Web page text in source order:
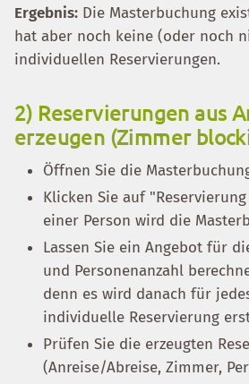
Ergebnis: Die Masterbuchung
hat aber noch keine (oder noch
individuellen Reservierungen.
2) Reservierungen aus
erzeugen (Zimmer
Öffnen Sie die
Klicken Sie auf
einer Person wird die
Lassen Sie ein Angebot für
und Personenanzahl
denn es wird danach für
individuelle Reservierung
Prüfen Sie die erzeugten
(Anreise/Abreise, Zimmer,